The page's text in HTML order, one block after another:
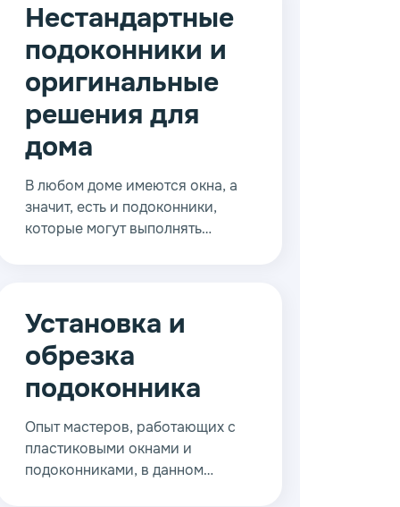
Нестандартные
подоконники и
оригинальные
решения для
дома
В любом доме имеются окна, а
значит, есть и подоконники,
которые могут выполнять
для всяких мелочей, а третьи и
вовсе оставляют пустым из-за
небольшого размера.
Установка и
обрезка
подоконника
Опыт мастеров, работающих с
пластиковыми окнами и
подоконниками, в данном